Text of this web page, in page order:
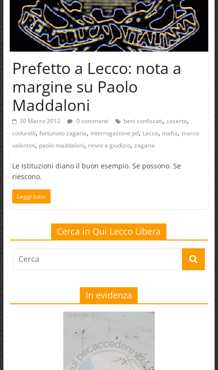
Prefetto a Lecco: nota a
margine su Paolo
Maddaloni
30 Marzo 2012 0 commenti beni confiscati, caserta,
codurelli, fortunato zagaria, interrogazione pd, Lecco, mafia, marco
valentini, paolo maddaloni, rinvio a giudizio, zagaria
Le Istituzioni diano il buon esempio. Se possono. Se
riescono.
Leggi tutto
Cerca in Qui Lecco Libera
In evidenza